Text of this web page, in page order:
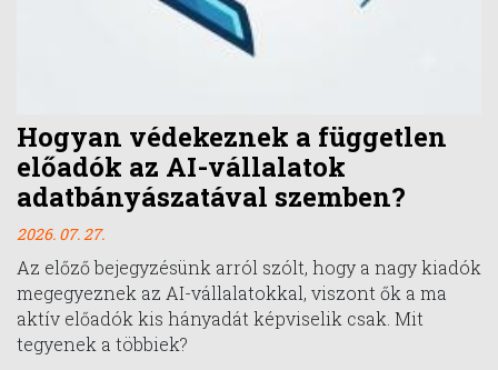
Hogyan védekeznek a független
előadók az AI-vállalatok
adatbányászatával szemben?
2026. 07. 27.
Az előző bejegyzésünk arról szólt, hogy a nagy kiadók
megegyeznek az AI-vállalatokkal, viszont ők a ma
aktív előadók kis hányadát képviselik csak. Mit
tegyenek a többiek?